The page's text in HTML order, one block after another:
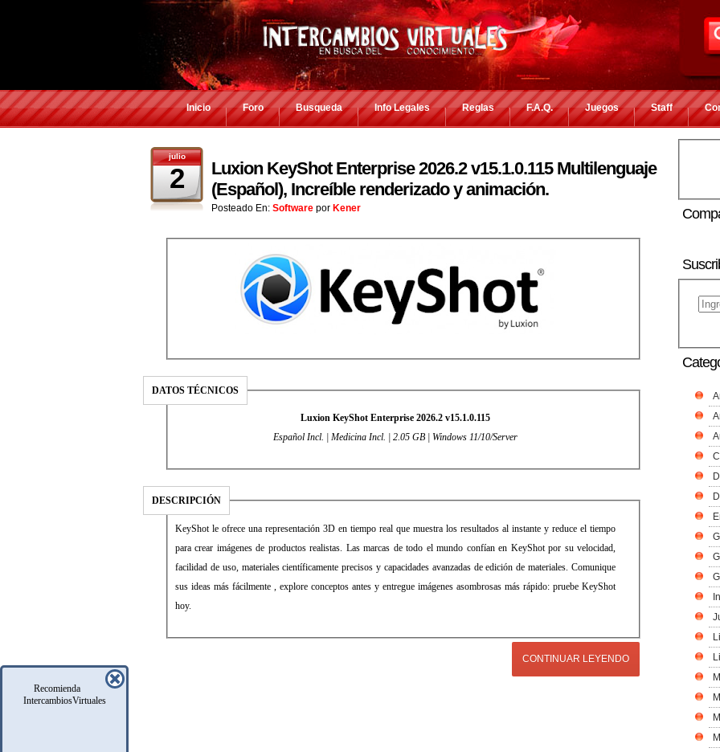
Recomienda
IntercambiosVirtuales
Inicio Foro Busqueda Info Legales Reglas F.A.Q. Juegos Staff
julio
2
Luxion KeyShot Enterprise 2026.2 v15.1.0.115 Multilenguaje
(Español), Increíble renderizado y animación.
Posteado En: Software por Kener
DATOS TÉCNICOS
Luxion KeyShot Enterprise 2026.2 v15.1.0.115
Español Incl. | Medicina Incl. | 2.05 GB | Windows 11/10/Server
DESCRIPCIÓN
KeyShot le ofrece una representación 3D en tiempo real que muestra los resultados al instante y reduce el tiempo
para crear imágenes de productos realistas. Las marcas de todo el mundo confían en KeyShot por su velocidad,
facilidad de uso, materiales científicamente precisos y capacidades avanzadas de edición de materiales. Comunique
sus ideas más fácilmente , explore conceptos antes y entregue imágenes asombrosas más rápido: pruebe KeyShot
hoy.
CONTINUAR LEYENDO